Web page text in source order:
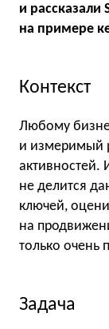
и рассказали
на примере
Контекст
Любому
и измеримый
активностей.
не делится
ключей,
на
только очень
Задача